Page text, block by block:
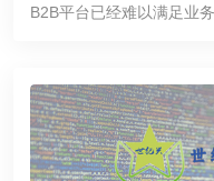
B2B平台已经难以满足业
任感，提高询盘